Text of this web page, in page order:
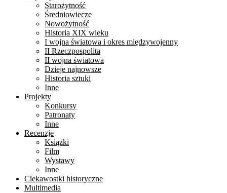
Starożytność
Średniowiecze
Nowożytność
Historia XIX wieku
I wojna światowa i okres międzywojenny
II Rzeczpospolita
II wojna światowa
Dzieje najnowsze
Historia sztuki
Inne
Projekty
Konkursy
Patronaty
Inne
Recenzje
Książki
Film
Wystawy
Inne
Ciekawostki historyczne
Multimedia